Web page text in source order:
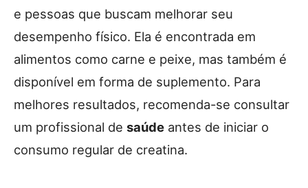
e pessoas que buscam melhorar seu
desempenho físico. Ela é encontrada em
alimentos como carne e peixe, mas também é
disponível em forma de suplemento. Para
melhores resultados, recomenda-se consultar
um profissional de saúde antes de iniciar o
consumo regular de creatina.